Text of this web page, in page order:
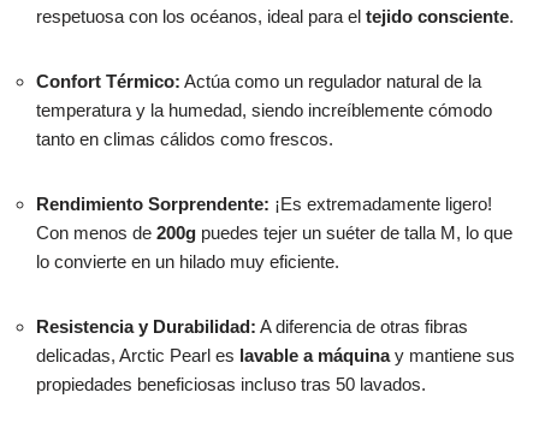
respetuosa con los océanos, ideal para el tejido consciente.
Confort Térmico: Actúa como un regulador natural de la
temperatura y la humedad, siendo increíblemente cómodo
tanto en climas cálidos como frescos.
Rendimiento Sorprendente: ¡Es extremadamente ligero!
Con menos de 200g puedes tejer un suéter de talla M, lo que
lo convierte en un hilado muy eficiente.
Resistencia y Durabilidad: A diferencia de otras fibras
delicadas, Arctic Pearl es lavable a máquinay mantiene sus
propiedades beneficiosas incluso tras 50 lavados.